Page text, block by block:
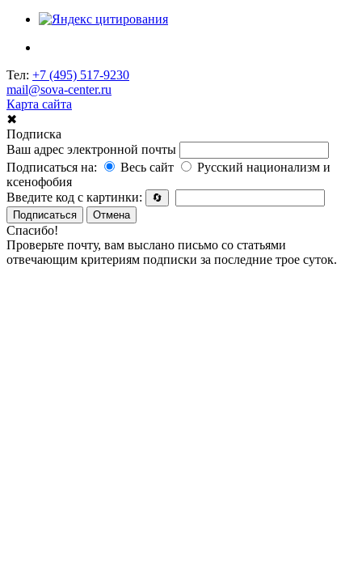
Тел: +7 (495) 517-9230
mail@sova-center.ru
Карта сайта
✖
Подписка
Ваш адрес электронной почты
Подписаться на:
Весь сайт
Русский национализм и
ксенофобия
Введите код с картинки:
🔄
Подписаться
Отмена
Спасибо!
Проверьте почту, вам выслано письмо со статьями
отвечающим критериям подписки за последние трое суток.